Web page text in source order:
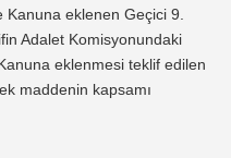
Kanuna eklenen Geçici 9.
Adalet Komisyonundaki
eklenmesi teklif edilen
maddenin kapsamı